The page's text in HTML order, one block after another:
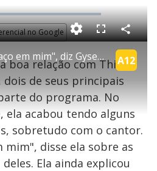
no Google
P
l
a
"Passaram o laço em mim", diz Gyselle sobre críticas que recebeu de aliados | O Grande React A12
F
l
s
c
r
e
C
o
m
p
a
boa relação com Thiago
dois de seus principais
do programa. No
ela acabou tendo alguns
sobretudo com o cantor.
mim", disse ela sobre as
Ela ainda explicou